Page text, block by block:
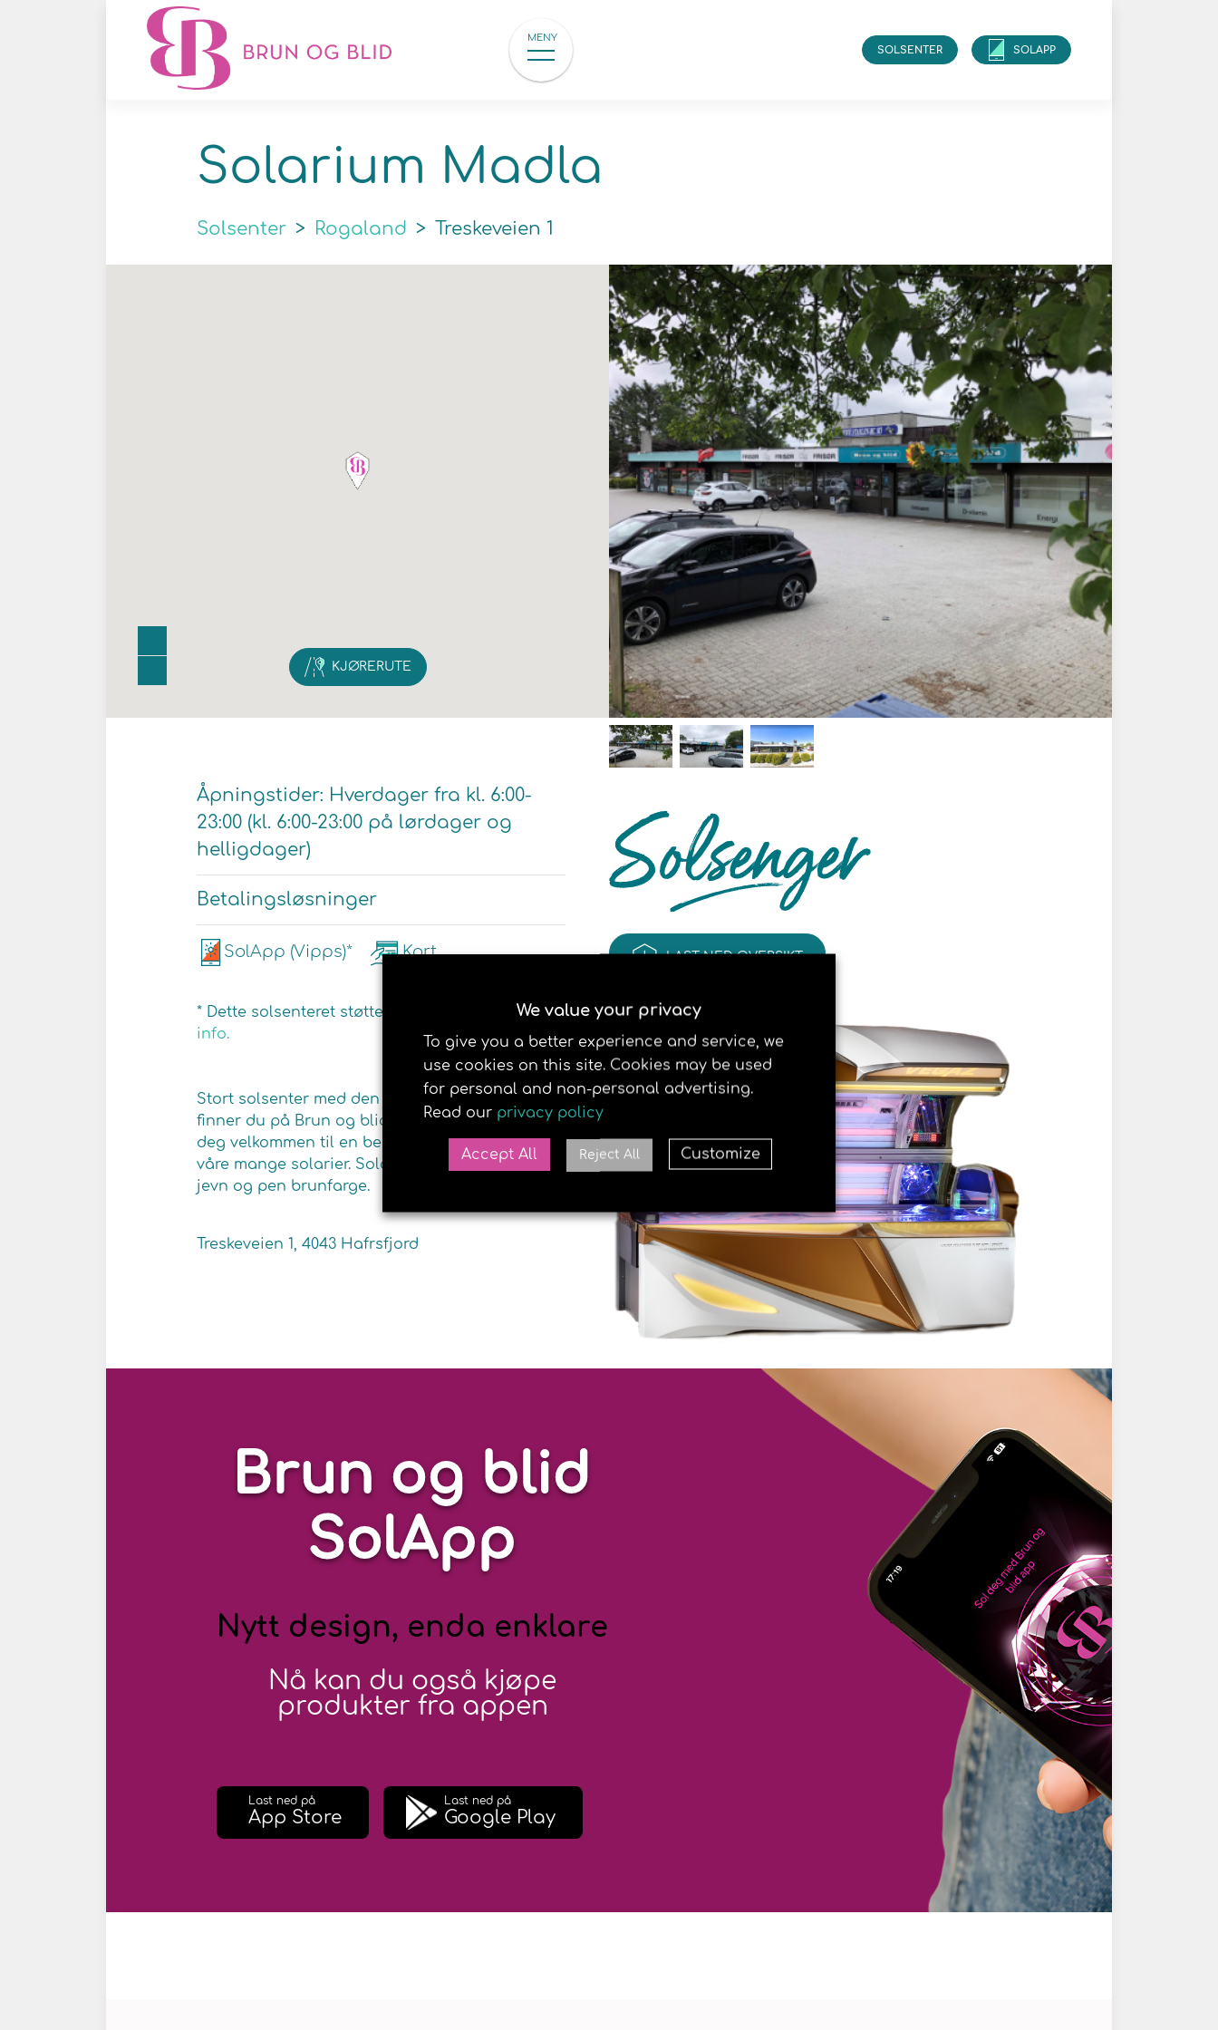
MENY
SOLSENTER SOLAPP
Solarium Madla
Solsenter > Rogaland > Treskeveien 1
KJØRERUTE
Åpningstider: Hverdager fra kl. 6:00-
23:00 (kl. 6:00-23:00 på lørdager og
helligdager)
Betalingsløsninger
SolApp (Vipps)* Kort
* Dette solsenteret støtter Vipps.
Se her for mer
info.
Stort solsenter med den nyeste teknologien
finner du på Brun og blid i Hafrsfjord. Vi ønsker
deg velkommen til en behagelig soltime i et av
våre mange solarier. Solariumene sikrer deg en
jevn og pen brunfarge.
Treskeveien 1, 4043 Hafrsfjord
LAST NED OVERSIKT
Brun og blid
SolApp
Nytt design, enda enklare
Nå kan du også kjøpe
produkter fra appen
Last ned på
App Store
Last ned på
Google Play
We value your privacy
To give you a better experience and service, we
use cookies on this site. Cookies may be used
for personal and non-personal advertising.
Read our privacy policy
Accept All Reject All Customize